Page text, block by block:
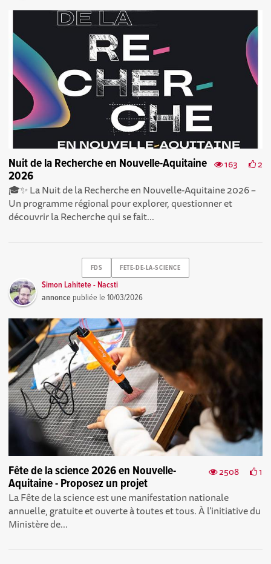
163 2
Nuit de la Recherche en Nouvelle-Aquitaine
2026
🎓✨ La Nuit de la Recherche en Nouvelle-Aquitaine 2026 –
Un programme régional pour explorer, questionner et
découvrir la Recherche qui se fait...
FDS FETE-DE-LA-SCIENCE
Simon Lahitete - Nacsti
annonce publiée le10/03/2026
2508 1
Fête de la science 2026 en Nouvelle-
Aquitaine - Proposez un projet
La Fête de la science est une manifestation nationale
annuelle, gratuite et ouverte à toutes et tous. À l’initiative du
Ministère de...